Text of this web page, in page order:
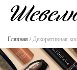
Главная /Декоративная